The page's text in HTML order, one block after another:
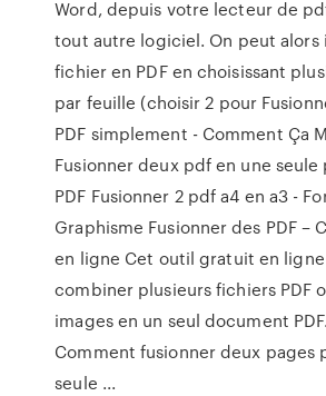
Word, depuis votre lecteur de
tout autre logiciel. On peut alors
fichier en PDF en choisissant
par feuille (choisir 2 pour
PDF simplement - Comment Ça
Fusionner deux pdf en une seule
PDF Fusionner 2 pdf a4 en a3 -
Graphisme Fusionner des PDF –
en ligne Cet outil gratuit en
combiner plusieurs fichiers PDF
images en un seul document
Comment fusionner deux pages
seule ...